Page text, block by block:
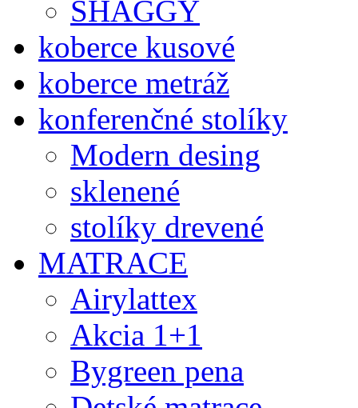
SHAGGY
koberce kusové
koberce metráž
konferenčné stolíky
Modern desing
sklenené
stolíky drevené
MATRACE
Airylattex
Akcia 1+1
Bygreen pena